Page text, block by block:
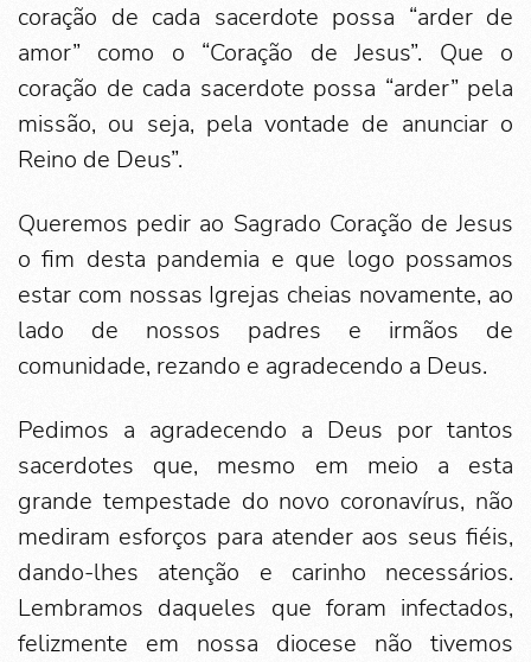
coração de cada sacerdote possa “arder de
amor” como o “Coração de Jesus”. Que o
coração de cada sacerdote possa “arder” pela
missão, ou seja, pela vontade de anunciar o
Reino de Deus”.
Queremos pedir ao Sagrado Coração de Jesus
o fim desta pandemia e que logo possamos
estar com nossas Igrejas cheias novamente, ao
lado de nossos padres e irmãos de
comunidade, rezando e agradecendo a Deus.
Pedimos a agradecendo a Deus por tantos
sacerdotes que, mesmo em meio a esta
grande tempestade do novo coronavírus, não
mediram esforços para atender aos seus fiéis,
dando-lhes atenção e carinho necessários.
Lembramos daqueles que foram infectados,
felizmente em nossa diocese não tivemos